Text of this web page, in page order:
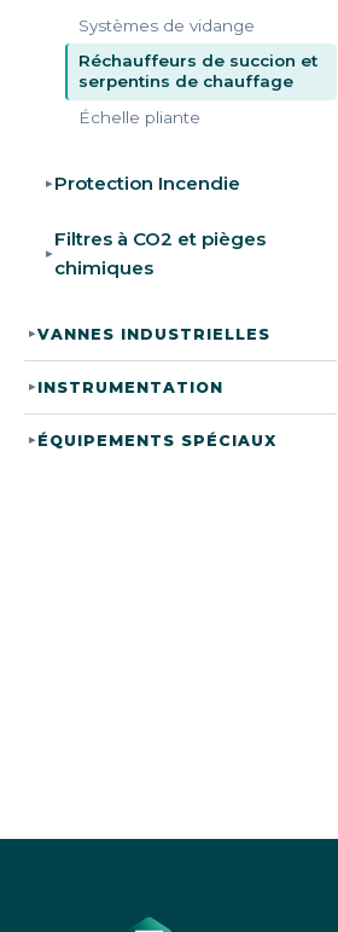
Systèmes de vidange
Réchauffeurs de succion et
serpentins de chauffage
Échelle pliante
▸ Protection Incendie
▸
Filtres à CO2 et pièges
chimiques
▸VANNES INDUSTRIELLES
▸INSTRUMENTATION
▸ÉQUIPEMENTS SPÉCIAUX